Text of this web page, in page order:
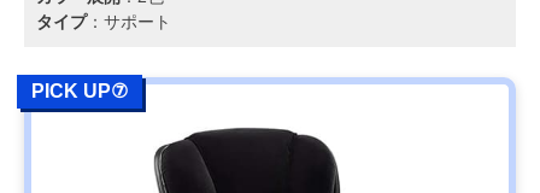
タイプ：サポート
PICK UP⑦